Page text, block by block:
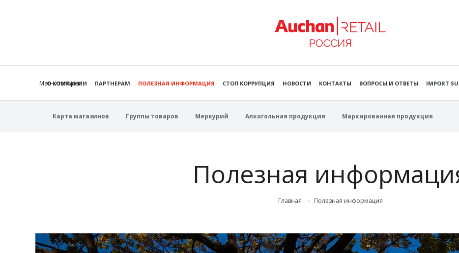
Магнитогорск
О КОМПАНИИ ПАРТНЕРАМ ПОЛЕЗНАЯ ИНФОРМАЦИЯ СТОП КОРРУПЦИЯ НОВОСТИ КОНТАКТЫ ВОПРОСЫ И ОТВЕТЫ IMPORT
Карта магазинов Группы товаров Меркурий Алкогольная продукция Маркированная продукция
Полезная
Главная Полезная информация